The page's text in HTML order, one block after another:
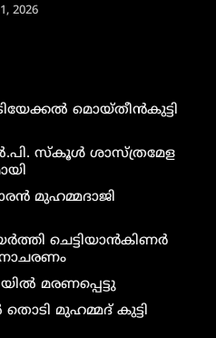
2026
മൊയ്തീൻകുട്ടി
സ്കൂൾ ശാസ്ത്രമേള
മുഹമ്മദാജി
ചെട്ടിയാൻകിണർ
മരണപ്പെട്ടു
മുഹമ്മദ് കുട്ടി